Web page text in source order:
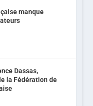
manque
Dassas,
la Fédération de